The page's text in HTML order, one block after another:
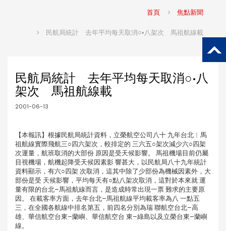
首頁 焦點新聞
民航局統計 去年平均每天取消○•八架次 馬祖航線載
民航局統計 去年平均每天取消○•八
架次 馬祖航線載
2001-06-13
【本報訊】根據民航局統計資料，立榮航空公司八十 九年台北︱馬
祖航線實際飛航三○四六架次，較排定的 三六五○架次減少六○四架
次運量，航班取消的大部份 原因是受天候影響。 馬祖機場目前仍屬
目視機場，航機起降受天候因素影 響甚大，以民航局八十九年統計
資料顯示，有六○四架 次取消，這其中除了少部份為機械因素外，大
部份是受 天候影響，平均每天有○點八架次取消，這對於本來就 運
量有限的台北–馬祖航線而言，是造成時常出現一票 難求的主要原
因。 在載客率方面，去年台北–馬祖航線平均載客率為八 一點五
三，在全國各航線中排名第五，前四名分別為瑞 聯航空台北–高
雄、華信航空台東–蘭嶼、華信航空台 東–綠島以及立榮台東–蘭嶼
線。